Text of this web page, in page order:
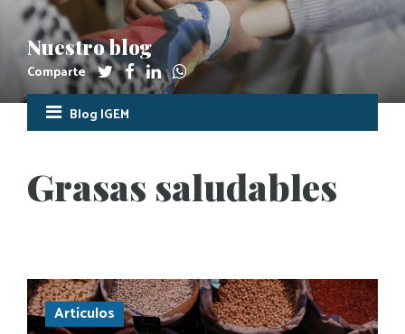
Nuestro blog
Comparte
Blog IGEM
Grasas saludables
Artículos